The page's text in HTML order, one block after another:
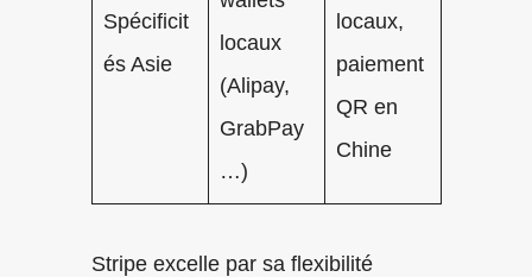
Spécificit
és Asie
locaux
(Alipay,
GrabPay
…)
locaux,
paiement
QR en
Chine
Stripe excelle par sa flexibilité